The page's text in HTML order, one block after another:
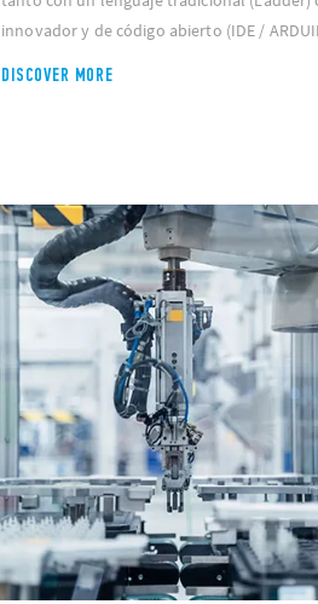
innovador y de código abierto (IDE /
DISCOVER MORE